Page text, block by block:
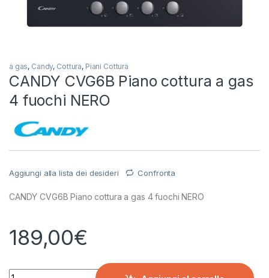
a gas, Candy, Cottura, Piani Cottura
CANDY CVG6B Piano cottura a gas
4 fuochi NERO
Aggiungi alla lista dei desideri Confronta
CANDY CVG6B Piano cottura a gas 4 fuochi NERO
189,00€
CANDY CVG6B Piano cottura a gas 4 fuochi NERO quantity